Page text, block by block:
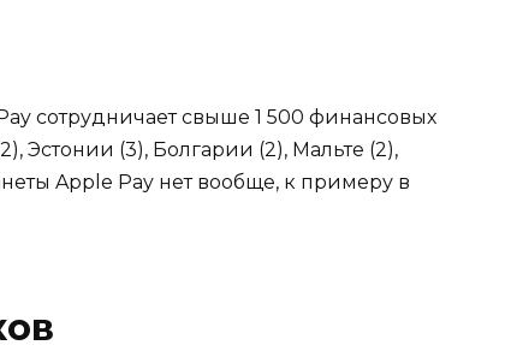
сотрудничает свыше 1 500 финансовых
Эстонии (3), Болгарии (2), Мальте (2),
Apple Pay нет вообще, к примеру в